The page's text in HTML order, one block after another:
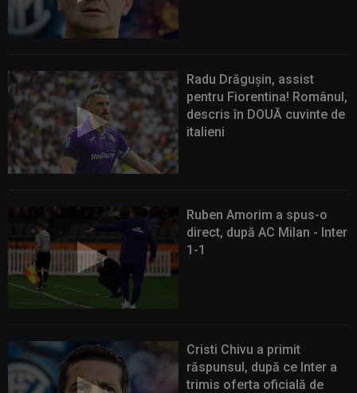
Radu Drăgușin, assist
pentru Fiorentina! Românul,
descris în DOUĂ cuvinte de
italieni
Ruben Amorim a spus-o
direct, după AC Milan - Inter
1-1
Cristi Chivu a primit
răspunsul, după ce Inter a
trimis oferta oficială de